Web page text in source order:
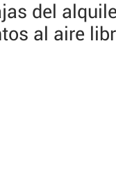
del
al aire